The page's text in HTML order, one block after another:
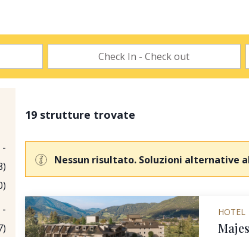
-
-
19 strutture trovate
Nessun risultato. Soluzioni alternative
HOTEL